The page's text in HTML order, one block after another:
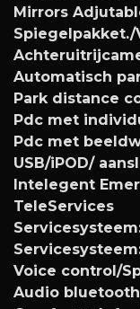
Mirrors
Spiegelpakket./
Automatisch
Park distance
Pdc met
Pdc met
USB/iPOD/
Intelegent
TeleServices
Voice control/
Audio